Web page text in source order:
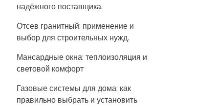
надёжного поставщика.
Отсев гранитный: применение и
выбор для строительных нужд.
Мансардные окна: теплоизоляция и
световой комфорт
Газовые системы для дома: как
правильно выбрать и установить